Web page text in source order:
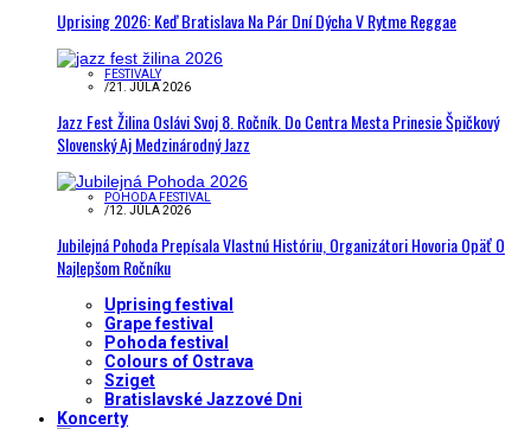
Uprising 2026: Keď Bratislava Na Pár Dní Dýcha V Rytme Reggae
FESTIVALY
/21. JÚLA 2026
Jazz Fest Žilina Oslávi Svoj 8. Ročník. Do Centra Mesta Prinesie Špičkový
Slovenský Aj Medzinárodný Jazz
POHODA FESTIVAL
/12. JÚLA 2026
Jubilejná Pohoda Prepísala Vlastnú Históriu, Organizátori Hovoria Opäť O
Najlepšom Ročníku
Uprising festival
Grape festival
Pohoda festival
Colours of Ostrava
Sziget
Bratislavské Jazzové Dni
Koncerty